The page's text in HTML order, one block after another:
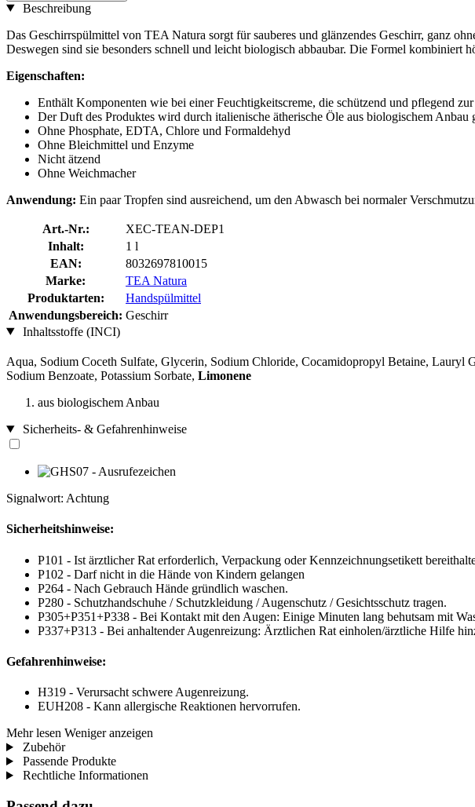
Beschreibung
Das Geschirrspülmittel von TEA Natura sorgt für sauberes und glänzendes Geschirr, ganz
Deswegen sind sie besonders schnell und leicht biologisch abbaubar. Die Formel
Eigenschaften:
Enthält Komponenten wie bei einer Feuchtigkeitscreme, die schützend und pflegend
Der Duft des Produktes wird durch italienische ätherische Öle aus biologischem Anbau
Ohne Phosphate, EDTA, Chlore und Formaldehyd
Ohne Bleichmittel und Enzyme
Nicht ätzend
Ohne Weichmacher
Anwendung: Ein paar Tropfen sind ausreichend, um den Abwasch bei normaler
Art.-Nr.:
XEC-TEAN-DEP1
Inhalt:
1 l
EAN:
8032697810015
Marke:
TEA Natura
Produktarten:
Handspülmittel
Anwendungsbereich: Geschirr
Inhaltsstoffe (INCI)
Aqua, Sodium Coceth Sulfate, Glycerin, Sodium Chloride, Cocamidopropyl Betaine, Lauryl
Sodium Benzoate, Potassium Sorbate, Limonene
aus biologischem Anbau
Sicherheits- & Gefahrenhinweise
Signalwort: Achtung
Sicherheitshinweise:
P101 - Ist ärztlicher Rat erforderlich, Verpackung oder Kennzeichnungsetikett
P102 - Darf nicht in die Hände von Kindern gelangen
P264 - Nach Gebrauch Hände gründlich waschen.
P280 - Schutzhandschuhe / Schutzkleidung / Augenschutz / Gesichtsschutz tragen.
P305+P351+P338 - Bei Kontakt mit den Augen: Einige Minuten lang behutsam mit
P337+P313 - Bei anhaltender Augenreizung: Ärztlichen Rat einholen/ärztliche Hilfe
Gefahrenhinweise:
H319 - Verursacht schwere Augenreizung.
EUH208 - Kann allergische Reaktionen hervorrufen.
Mehr lesen Weniger anzeigen
Zubehör
Passende Produkte
Rechtliche Informationen